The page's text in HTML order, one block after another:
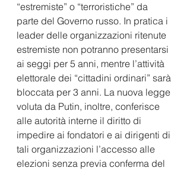
“estremiste” o “terroristiche” da
parte del Governo russo. In pratica i
leader delle organizzazioni ritenute
estremiste non potranno presentarsi
ai seggi per 5 anni, mentre l’attività
elettorale dei “cittadini ordinari” sarà
bloccata per 3 anni. La nuova legge
voluta da Putin, inoltre, conferisce
alle autorità interne il diritto di
impedire ai fondatori e ai dirigenti di
tali organizzazioni l’accesso alle
elezioni senza previa conferma del